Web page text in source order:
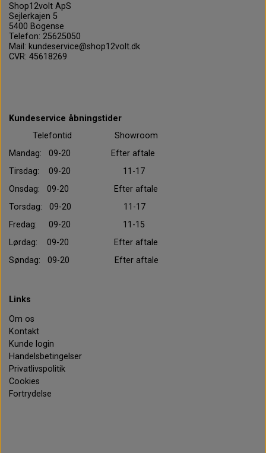
Shop12volt ApS
Sejlerkajen 5
5400 Bogense
Telefon: 25625050
Mail: kundeservice@shop12volt.dk
CVR: 45618269
Kundeservice åbningstider
Telefontid Showroom
Mandag: 09-20 Efter aftale
Tirsdag: 09-20 11-17
Onsdag: 09-20 Efter aftale
Torsdag: 09-20 11-17
Fredag: 09-20 11-15
Lørdag: 09-20 Efter aftale
Søndag: 09-20 Efter aftale
Links
Om os
Kontakt
Kunde login
Handelsbetingelser
Privatlivspolitik
Cookies
Fortrydelse